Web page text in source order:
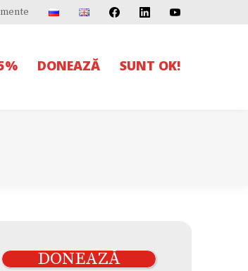
DONEAZĂ SUNT OK!
DONEAZĂ